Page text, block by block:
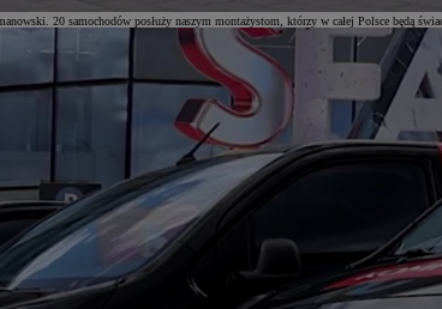
20 samochodów posłuży naszym montażystom, którzy w całej Polsce będą